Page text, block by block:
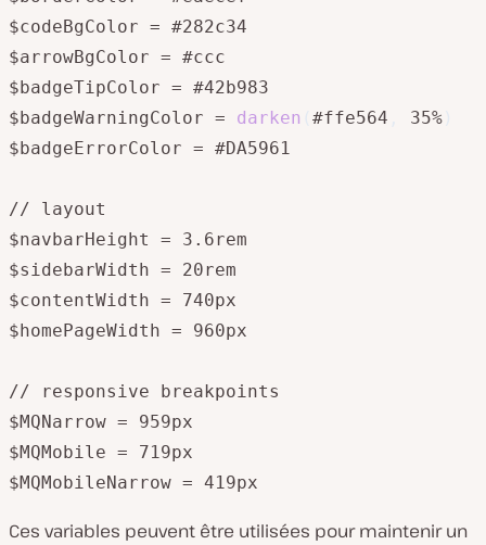
$codeBgColor = #282c34
$arrowBgColor = #ccc
$badgeTipColor = #42b983
$badgeWarningColor = darken #ffe564 35%
$badgeErrorColor = #DA5961
// layout
$navbarHeight = 3.6rem
$sidebarWidth = 20rem
$contentWidth = 740px
$homePageWidth = 960px
// responsive breakpoints
$MQNarrow = 959px
$MQMobile = 719px
$MQMobileNarrow = 419px
Ces variables peuvent être utilisées pour maintenir un